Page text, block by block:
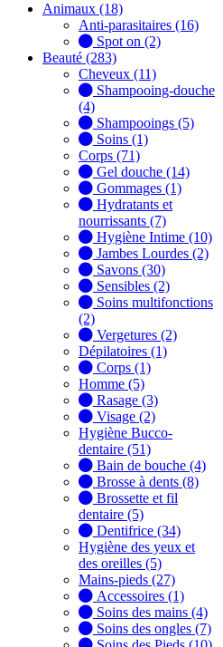
Animaux (18)
Anti-parasitaires (16)
Spot on (2)
Beauté (283)
Cheveux (11)
Shampooing-douche
(4)
Shampooings (5)
Soins (1)
Corps (71)
Gel douche (14)
Gommages (1)
Hydratants et
nourrissants (7)
Hygiène Intime (10)
Jambes Lourdes (2)
Savons (30)
Sensibles (2)
Soins multifonctions
(2)
Vergetures (2)
Dépilatoires (1)
Corps (1)
Homme (5)
Rasage (3)
Visage (2)
Hygiène Bucco-
dentaire (51)
Bain de bouche (4)
Brosse à dents (8)
Brossette et fil
dentaire (5)
Dentifrice (34)
Hygiène des yeux et
des oreilles (5)
Mains-pieds (27)
Accessoires (1)
Soins des mains (4)
Soins des ongles (7)